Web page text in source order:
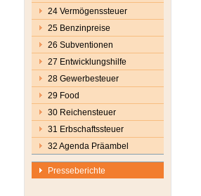
24 Vermögenssteuer
25 Benzinpreise
26 Subventionen
27 Entwicklungshilfe
28 Gewerbesteuer
29 Food
30 Reichensteuer
31 Erbschaftssteuer
32 Agenda Präambel
Presseberichte